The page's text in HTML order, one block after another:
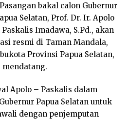
Pasangan bakal calon Gubernur
Selatan, Prof. Dr. Ir. Apolo
Paskalis Imadawa, S.Pd., akan
resmi di Taman Mandala,
Provinsi Papua Selatan,
mendatang.
Apolo – Paskalis dalam
Papua Selatan untuk
dengan penjemputan